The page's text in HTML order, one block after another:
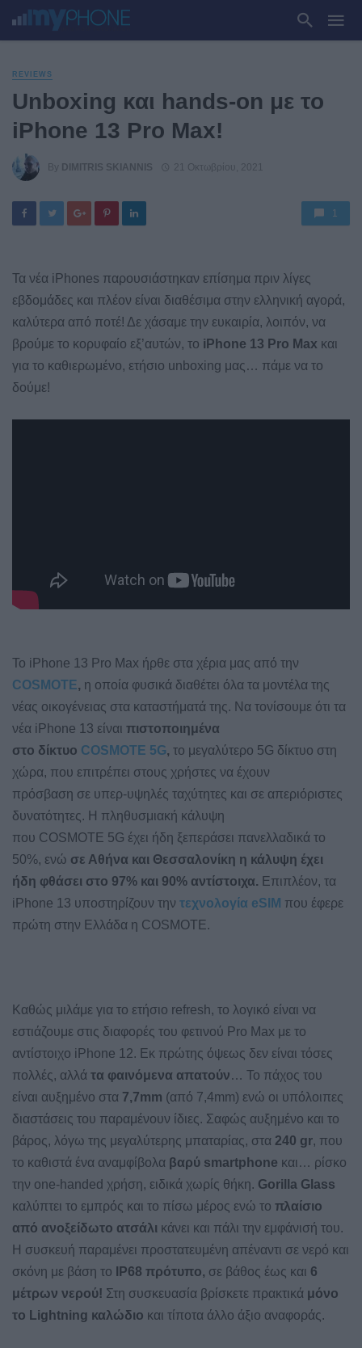
REVIEWS
Unboxing και hands-on με το
iPhone 13 Pro Max!
By DIMITRIS SKIANNIS 21 Οκτωβρίου, 2021
1
Τα νέα iPhones παρουσιάστηκαν επίσημα πριν λίγες
εβδομάδες και πλέον είναι διαθέσιμα στην ελληνική αγορά,
καλύτερα από ποτέ! Δε χάσαμε την ευκαιρία, λοιπόν, να
βρούμε το κορυφαίο εξ’αυτών, το iPhone 13 Pro Max και
για το καθιερωμένο, ετήσιο unboxing μας… πάμε να το
δούμε!
Το iPhone 13 Pro Max ήρθε στα χέρια μας από την
COSMOTE, η οποία φυσικά διαθέτει όλα τα μοντέλα της
νέας οικογένειας στα καταστήματά της. Να τονίσουμε ότι τα
νέα iPhone 13 είναι πιστοποιημένα
στο δίκτυο COSMOTE 5G, το μεγαλύτερο 5G δίκτυο στη
χώρα, που επιτρέπει στους χρήστες να έχουν
πρόσβαση σε υπερ-υψηλές ταχύτητες και σε απεριόριστες
δυνατότητες. Η πληθυσμιακή κάλυψη
που COSMOTE 5G έχει ήδη ξεπεράσει πανελλαδικά το
50%, ενώ σε Αθήνα και Θεσσαλονίκη η κάλυψη έχει
ήδη φθάσει στο 97% και 90% αντίστοιχα. Επιπλέον, τα
iPhone 13 υποστηρίζουν την τεχνολογία eSIM που έφερε
πρώτη στην Ελλάδα η COSMOTE.
Καθώς μιλάμε για το ετήσιο refresh, το λογικό είναι να
εστιάζουμε στις διαφορές του φετινού Pro Max με το
αντίστοιχο iPhone 12. Εκ πρώτης όψεως δεν είναι τόσες
πολλές, αλλά τα φαινόμενα απατούν… Το πάχος του
είναι αυξημένο στα 7,7mm (από 7,4mm) ενώ οι υπόλοιπες
διαστάσεις του παραμένουν ίδιες. Σαφώς αυξημένο και το
βάρος, λόγω της μεγαλύτερης μπαταρίας, στα 240 gr, που
το καθιστά ένα αναμφίβολα βαρύ smartphone και… ρίσκο
την one-handed χρήση, ειδικά χωρίς θήκη. Gorilla Glass
καλύπτει το εμπρός και το πίσω μέρος ενώ το πλαίσιο
από ανοξείδωτο ατσάλι κάνει και πάλι την εμφάνισή του.
Η συσκευή παραμένει προστατευμένη απέναντι σε νερό και
σκόνη με βάση το IP68 πρότυπο, σε βάθος έως και 6
μέτρων νερού! Στη συσκευασία βρίσκετε πρακτικά μόνο
το Lightning καλώδιο και τίποτα άλλο άξιο αναφοράς.